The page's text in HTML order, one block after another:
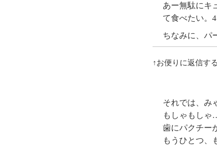
あー無駄にキ
て食べたい。
ちなみに、パ
↑お便りに返信す
それでは、み
もしゃもし
歯にパクチー
もうひとつ、